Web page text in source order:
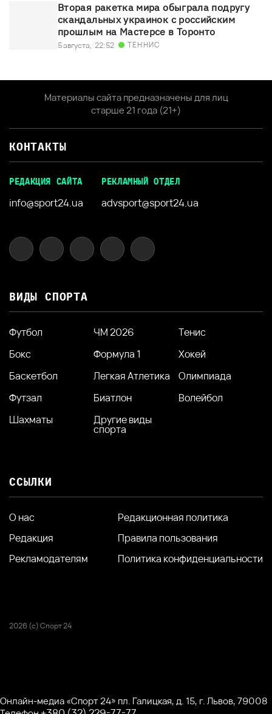
Вторая ракетка мира обыграла подругу
скандальных украинок с российским
прошлым на Мастерсе в Торонто
5 августа, 22:52 ТЕННИС
Материалы сайта предназначены для лиц
старше 21 года (21+)
КОНТАКТЫ
РЕДАКЦИЯ САЙТА
info@sport24.ua
РЕКЛАМНЫЙ ОТДЕЛ
advsport@sport24.ua
ВИДЫ СПОРТА
Футбол ЧМ 2026
Тенис
Бокс
Формула 1
Хокей
Баскетбол
Легкая Атлетика
Олимпиада
Футзал
Биатлон
Волейбол
Шахматы
Другие виды
спорта
ССЫЛКИ
О нас
Редакция
Рекламодателям
Редакционная политика
Правила пользования
Политика конфиденциальности
2026 (с) Спорт 24
Онлайн-медиа «Спорт 24» пл. Галицкая, д. 15, г. Львов, 79008